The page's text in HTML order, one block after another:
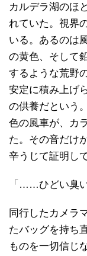
カルデラ湖のほ
れていた。視界
いる。あるのは
の黄色、そして
するような荒野
安定に積み上げ
の供養だという
色の風車が、カ
た。その音だけ
辛うじて証明し
「……ひどい臭い
同行したカメラ
たバッグを持ち
ものを一切信じ